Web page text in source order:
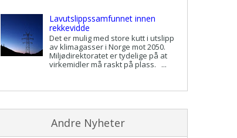
Lavutslippssamfunnet innen
rekkevidde
Det er mulig med store kutt i utslipp
av klimagasser i Norge mot 2050.
Miljødirektoratet er tydelige på at
virkemidler må raskt på plass. ...
Andre Nyheter